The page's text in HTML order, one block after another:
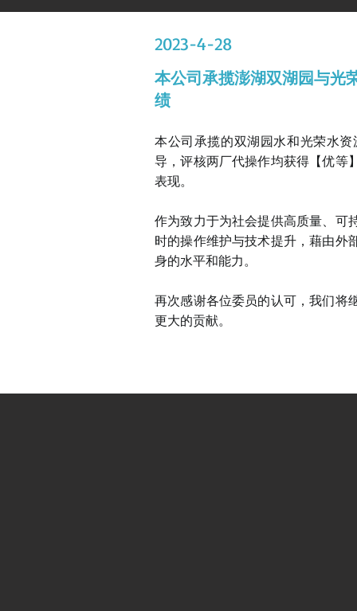
2023-4-28
本公司承揽澎湖双湖园与光
绩
本公司承揽的双湖园水和光荣水
导，评核两厂代操作均获得【优等
表现。
作为致力于为社会提供高质量、可
时的操作维护与技术提升，藉由外
身的水平和能力。
再次感谢各位委员的认可，我们将
更大的贡献。